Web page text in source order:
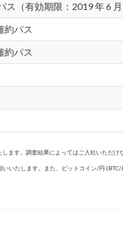
（有効期限：2019 年 6 月
約パス
約パス
ます。調査結果によってはご入社いただけ
いたします。また、ビットコイン/円